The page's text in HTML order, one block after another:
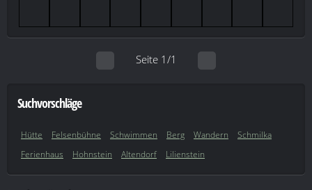
Seite 1/1
Suchvorschläge
Hütte Felsenbühne Schwimmen Berg Wandern
Schmilka
Ferienhaus
Hohnstein Altendorf Lilienstein